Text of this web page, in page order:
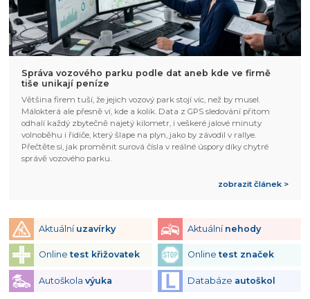
Správa vozového parku podle dat aneb kde ve firmě
tiše unikají peníze
Většina firem tuší, že jejich vozový park stojí víc, než by musel.
Málokterá ale přesně ví, kde a kolik. Data z GPS sledování přitom
odhalí každý zbytečně najetý kilometr, i veškeré jalové minuty
volnoběhu i řidiče, který šlape na plyn, jako by závodil v rallye.
Přečtěte si, jak proměnit surová čísla v reálné úspory díky chytré
správě vozového parku.
zobrazit článek >
Aktuální uzavírky Aktuální nehody
Onlinetest křižovatek Onlinetest značek
Autoškola výuka Databáze autoškol